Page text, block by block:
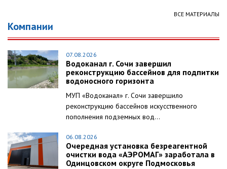
ВСЕ МАТЕРИАЛЫ
Компании
07.08.2026
Водоканал г. Сочи завершил
реконструкцию бассейнов для подпитки
водоносного горизонта
МУП «Водоканал» г. Сочи завершило
реконструкцию бассейнов искусственного
пополнения подземных вод...
06.08.2026
Очередная установка безреагентной
очистки вода «АЭРОМАГ» заработала в
Одинцовском округе Подмосковья